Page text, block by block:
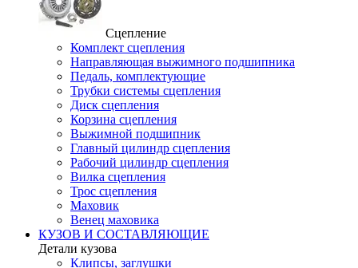
Сцепление
Комплект сцепления
Направляющая выжимного подшипника
Педаль, комплектующие
Трубки системы сцепления
Диск сцепления
Корзина сцепления
Выжимной подшипник
Главный цилиндр сцепления
Рабочий цилиндр сцепления
Вилка сцепления
Трос сцепления
Маховик
Венец маховика
КУЗОВ И СОСТАВЛЯЮЩИЕ
Детали кузова
Клипсы, заглушки